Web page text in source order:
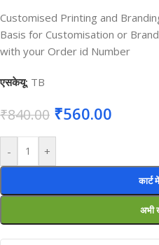
Customised Printing and
Basis for Customisation or
with your Order id Number
एसकेयू: TB
₹840.00 ₹560.00
- +
कार्ट
अभी